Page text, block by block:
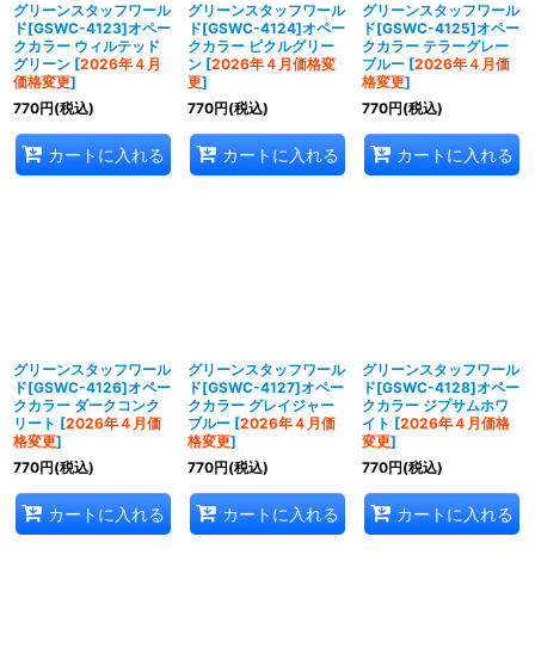
グリーンスタッフワール
ド[GSWC-4123]オペー
クカラー ウィルテッド
グリーン [2026年４月
価格変更]
770円(税込)
カートに入れる
グリーンスタッフワール
ド[GSWC-4124]オペー
クカラー ピクルグリー
ン [2026年４月価格変
更]
770円(税込)
カートに入れる
グリーンスタッフワール
ド[GSWC-4125]オペー
クカラー テラーグレー
ブルー [2026年４月価
格変更]
770円(税込)
カートに入れる
グリーンスタッフワール
ド[GSWC-4126]オペー
クカラー ダークコンク
リート [2026年４月価
格変更]
770円(税込)
カートに入れる
グリーンスタッフワール
ド[GSWC-4127]オペー
クカラー グレイジャー
ブルー [2026年４月価
格変更]
770円(税込)
カートに入れる
グリーンスタッフワール
ド[GSWC-4128]オペー
クカラー ジプサムホワ
イト [2026年４月価格
変更]
770円(税込)
カートに入れる